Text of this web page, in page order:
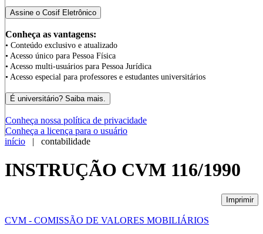
Conheça as vantagens:
• Conteúdo exclusivo e atualizado
• Acesso único para Pessoa Física
• Acesso multi-usuários para Pessoa Jurídica
• Acesso especial para professores e estudantes universitários
Conheça nossa política de privacidade
Conheça a licença para o usuário
início | contabilidade
INSTRUÇÃO CVM 116/1990
Imprimir
CVM - COMISSÃO DE VALORES MOBILIÁRIOS